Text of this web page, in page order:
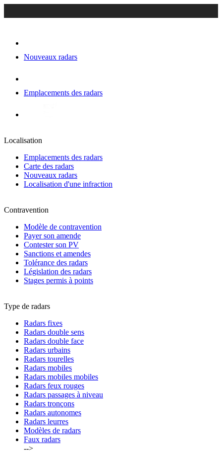
Nouveaux radars
Emplacements des radars
Localisation
Emplacements des radars
Carte des radars
Nouveaux radars
Localisation d'une infraction
Contravention
Modèle de contravention
Payer son amende
Contester son PV
Sanctions et amendes
Tolérance des radars
Législation des radars
Stages permis à points
Type de radars
Radars fixes
Radars double sens
Radars double face
Radars urbains
Radars tourelles
Radars mobiles
Radars mobiles mobiles
Radars feux rouges
Radars passages à niveau
Radars tronçons
Radars autonomes
Radars leurres
Modèles de radars
Faux radars
-->